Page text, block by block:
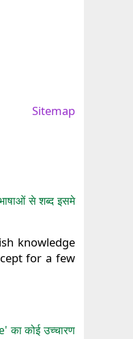
Sitemap
से शब्द इसमे
knowledge
for a few
का कोई उच्चारण